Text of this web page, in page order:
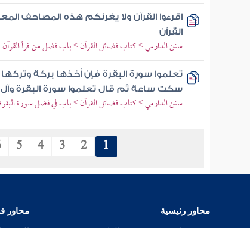
اقرءوا القرآن ولا يغرنكم هذه المصاحف
القرآن
سنن الدارمي > كتاب فضائل القرآن > باب فضل من قرأ القرآن
تعلموا سورة البقرة فإن أخذها بركة
سكت ساعة ثم قال تعلموا سورة البقرة وآل
سنن الدارمي > كتاب فضائل القرآن > باب في فضل سورة
1
2
3
4
5
محاور رئيسية محاور